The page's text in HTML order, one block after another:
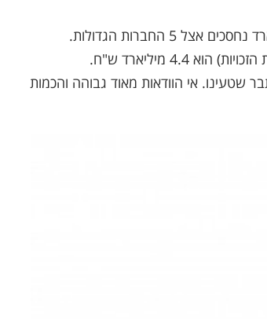
מיליארד ש"ח.
שטעינו. אי הוודאות מאוד גבוהה והכמות